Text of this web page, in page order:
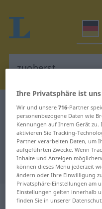
Deutsch-Spanisch
Deutsch-
"zuoberst"
"zuoberst"
„zuoberst“:
Ihre Privatsphäre ist
Wir und unsere716-Partner
personenbezogene Daten wie
Kennungen auf Ihrem Gerät zu.
aktivieren Sie Tracking-
Partner verarbeiten Daten, um
aufgeführten Zwecke. Wenn
Inhalte und Anzeigen
können dieses Menü jederzeit
ändern oder Ihre Einwilligung
Privatsphäre-Einstellungen am
Einstellungen gelten innerhalb
finden Sie in unserer